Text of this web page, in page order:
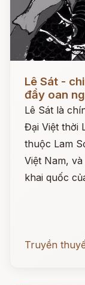
Lê Sát -
đầy oan
Lê Sát là
Đại Việt thời
thuộc Lam
Việt Nam,
khai quốc
Truyền